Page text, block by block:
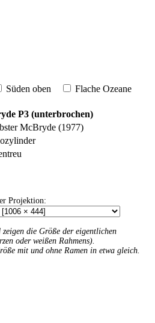
Süden oben Flache Ozeane
P3 (unterbrochen)
McBryde (1977)
Projektion:
die Größe der eigentlichen
oder weißen Rahmens).
mit und ohne Ramen in etwa gleich.